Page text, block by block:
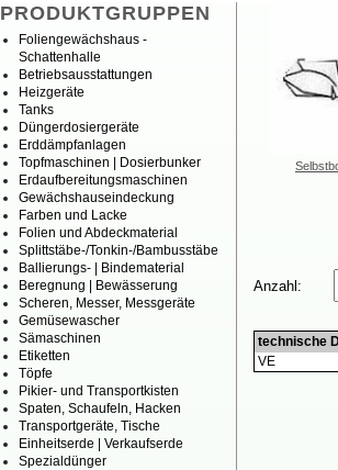
PRODUKTGRUPPEN
Foliengewächshaus-
Schattenhalle
Betriebsausstattungen
Heizgeräte
Tanks
Düngerdosiergeräte
Erddämpfanlagen
Topfmaschinen|Dosierbunker
Erdaufbereitungsmaschinen
Gewächshauseindeckung
FarbenundLacke
FolienundAbdeckmaterial
Splittstäbe-/Tonkin-/Bambusstäbe
Ballierungs-|Bindematerial
Beregnung|Bewässerung
Scheren,Messer,Messgeräte
Gemüsewascher
Sämaschinen
Etiketten
Töpfe
Pikier-undTransportkisten
Spaten,Schaufeln,Hacken
Transportgeräte,Tische
Einheitserde|Verkaufserde
Spezialdünger
Anzahl:
VE